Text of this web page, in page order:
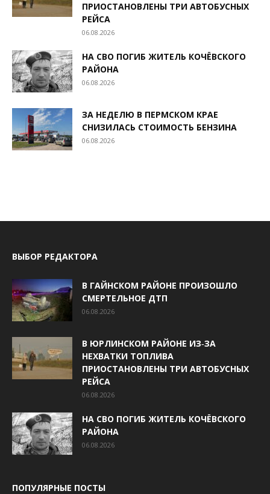
ПРИОСТАНОВЛЕНЫ ТРИ АВТОБУСНЫХ
РЕЙСА
06.08.2026
НА СВО ПОГИБ ЖИТЕЛЬ КОЧЁВСКОГО
РАЙОНА
06.08.2026
ЗА НЕДЕЛЮ В ПЕРМСКОМ КРАЕ
СНИЗИЛАСЬ СТОИМОСТЬ БЕНЗИНА
06.08.2026
ВЫБОР РЕДАКТОРА
В ГАЙНСКОМ РАЙОНЕ ПРОИЗОШЛО
СМЕРТЕЛЬНОЕ ДТП
06.08.2026
В ЮРЛИНСКОМ РАЙОНЕ ИЗ‑ЗА
НЕХВАТКИ ТОПЛИВА
ПРИОСТАНОВЛЕНЫ ТРИ АВТОБУСНЫХ
РЕЙСА
06.08.2026
НА СВО ПОГИБ ЖИТЕЛЬ КОЧЁВСКОГО
РАЙОНА
06.08.2026
ПОПУЛЯРНЫЕ ПОСТЫ